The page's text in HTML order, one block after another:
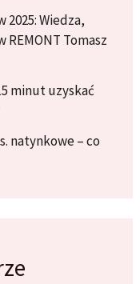
2025: Wiedza,
Tomasz
minut uzyskać
natynkowe – co